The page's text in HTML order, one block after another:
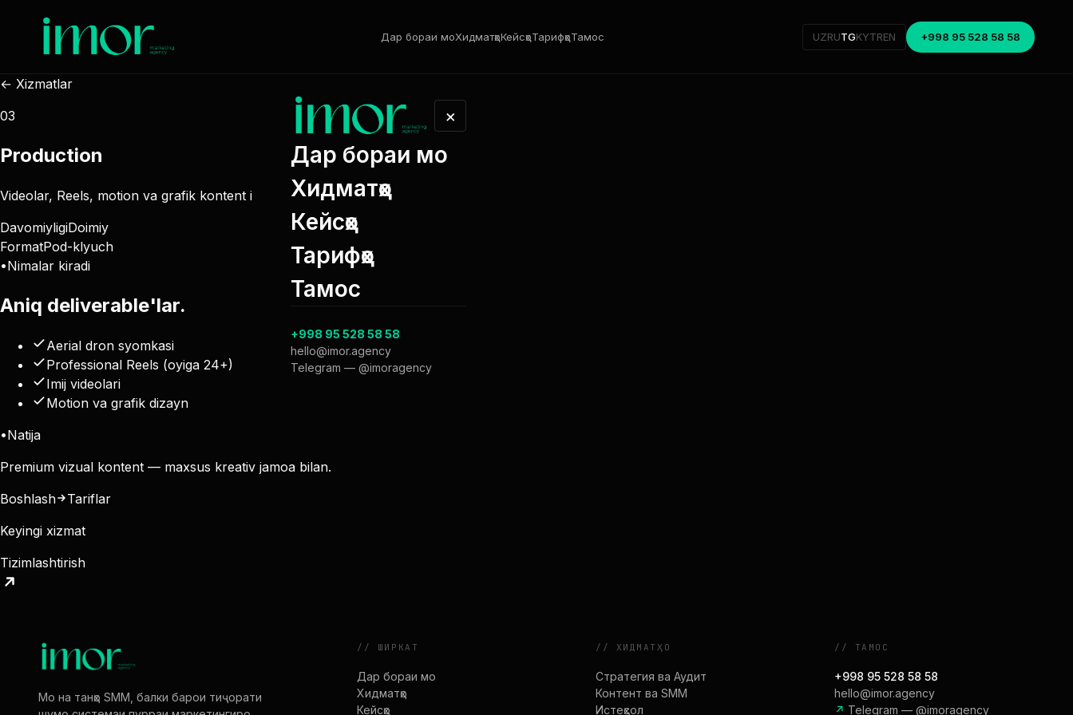
Дар бораи моХидматҳоКейсҳоТарифҳоТамос UZRUTGKYTREN +998 95 528 58 58
×
Дар бораи мо
Хидматҳо
Кейсҳо
Тарифҳо
Тамос
+998 95 528 58 58
hello@imor.agency
Telegram — @imoragency
← Xizmatlar
03
Production
Videolar, Reels, motion va grafik kontent ishlab chiqarish.
DavomiyligiDoimiy
FormatPod-klyuch
•Nimalar kiradi
Aniq deliverable'lar.
Aerial dron syomkasi
Professional Reels (oyiga 24+)
Imij videolari
Motion va grafik dizayn
•Natija
Premium vizual kontent — maxsus kreativ jamoa bilan.
Boshlash
Tariflar
Keyingi xizmat
Tizimlashtirish
Мо на танҳо SMM, балки барои тиҷорати
// ШИРКАТ
Дар бораи мо
Хидматҳо
Кейсҳо
// ХИДМАТҲО
Стратегия ва Аудит
Контент ва SMM
Истеҳсол
// ТАМОС
+998 95 528 58 58
hello@imor.agency
↗ Telegram — @imoragency